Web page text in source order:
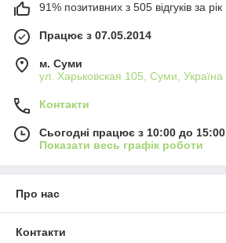
91% позитивних з 505 відгуків за рік
Працює з 07.05.2014
м. Суми
ул. Харьковская 105, Суми, Україна
Контакти
Сьогодні працює з 10:00 до 15:00
Показати весь графік роботи
Про нас
Контакти